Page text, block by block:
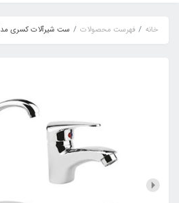
خانه فهرست محصولات ست شیرآلات کسری